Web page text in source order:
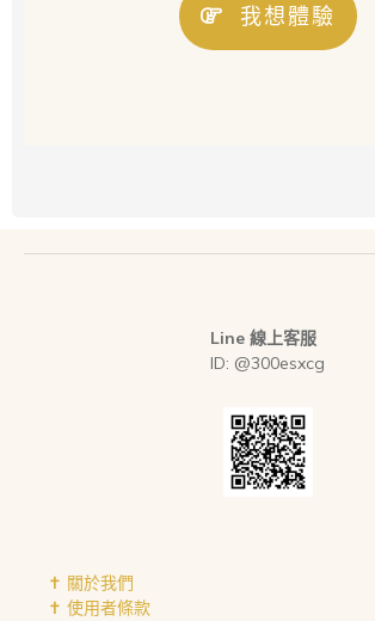
我想體驗
Line 線上客服
ID: @300esxcg
✝︎ 關於我們
✝︎ 使用者條款